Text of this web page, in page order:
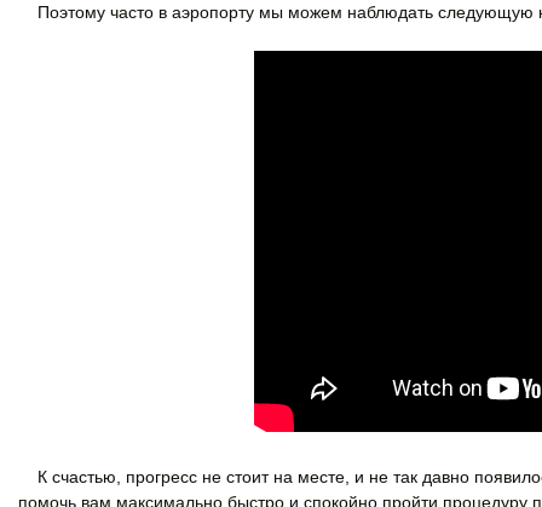
Поэтому часто в аэропорту мы можем наблюдать следующую
К счастью, прогресс не стоит на месте, и не так давно
помочь вам максимально быстро и спокойно пройти процедуру